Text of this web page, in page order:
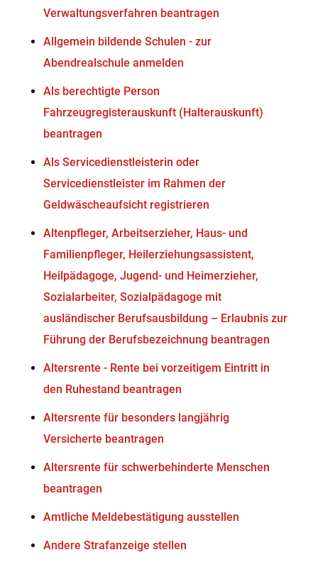
Verwaltungsverfahren beantragen
Allgemein bildende Schulen - zur
Abendrealschule anmelden
Als berechtigte Person
Fahrzeugregisterauskunft (Halterauskunft)
beantragen
Als Servicedienstleisterin oder
Servicedienstleister im Rahmen der
Geldwäscheaufsicht registrieren
Altenpfleger, Arbeitserzieher, Haus- und
Familienpfleger, Heilerziehungsassistent,
Heilpädagoge, Jugend- und Heimerzieher,
Sozialarbeiter, Sozialpädagoge mit
ausländischer Berufsausbildung – Erlaubnis zur
Führung der Berufsbezeichnung beantragen
Altersrente - Rente bei vorzeitigem Eintritt in
den Ruhestand beantragen
Altersrente für besonders langjährig
Versicherte beantragen
Altersrente für schwerbehinderte Menschen
beantragen
Amtliche Meldebestätigung ausstellen
Andere Strafanzeige stellen